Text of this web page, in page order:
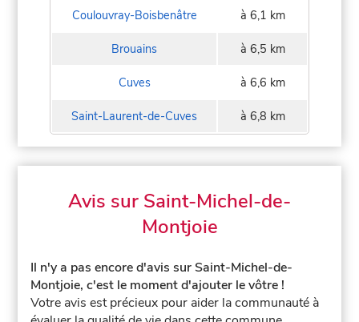
Coulouvray-Boisbenâtre à 6,1 km
Brouains à 6,5 km
Cuves à 6,6 km
Saint-Laurent-de-Cuves à 6,8 km
Avis sur Saint-Michel-de-
Montjoie
Il n'y a pas encore d'avis sur Saint-Michel-de-
Montjoie, c'est le moment d'ajouter le vôtre !
Votre avis est précieux pour aider la communauté à